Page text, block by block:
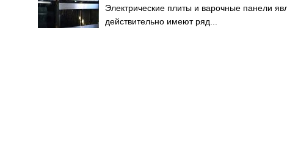
Электрические плиты и варочные панели
действительно имеют ряд...